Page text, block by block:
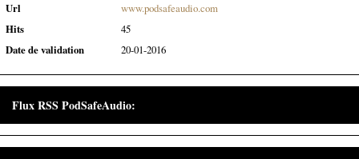
Url
www.podsafeaudio.com
Hits
45
Date de validation
20-01-2016
Flux RSS PodSafeAudio: